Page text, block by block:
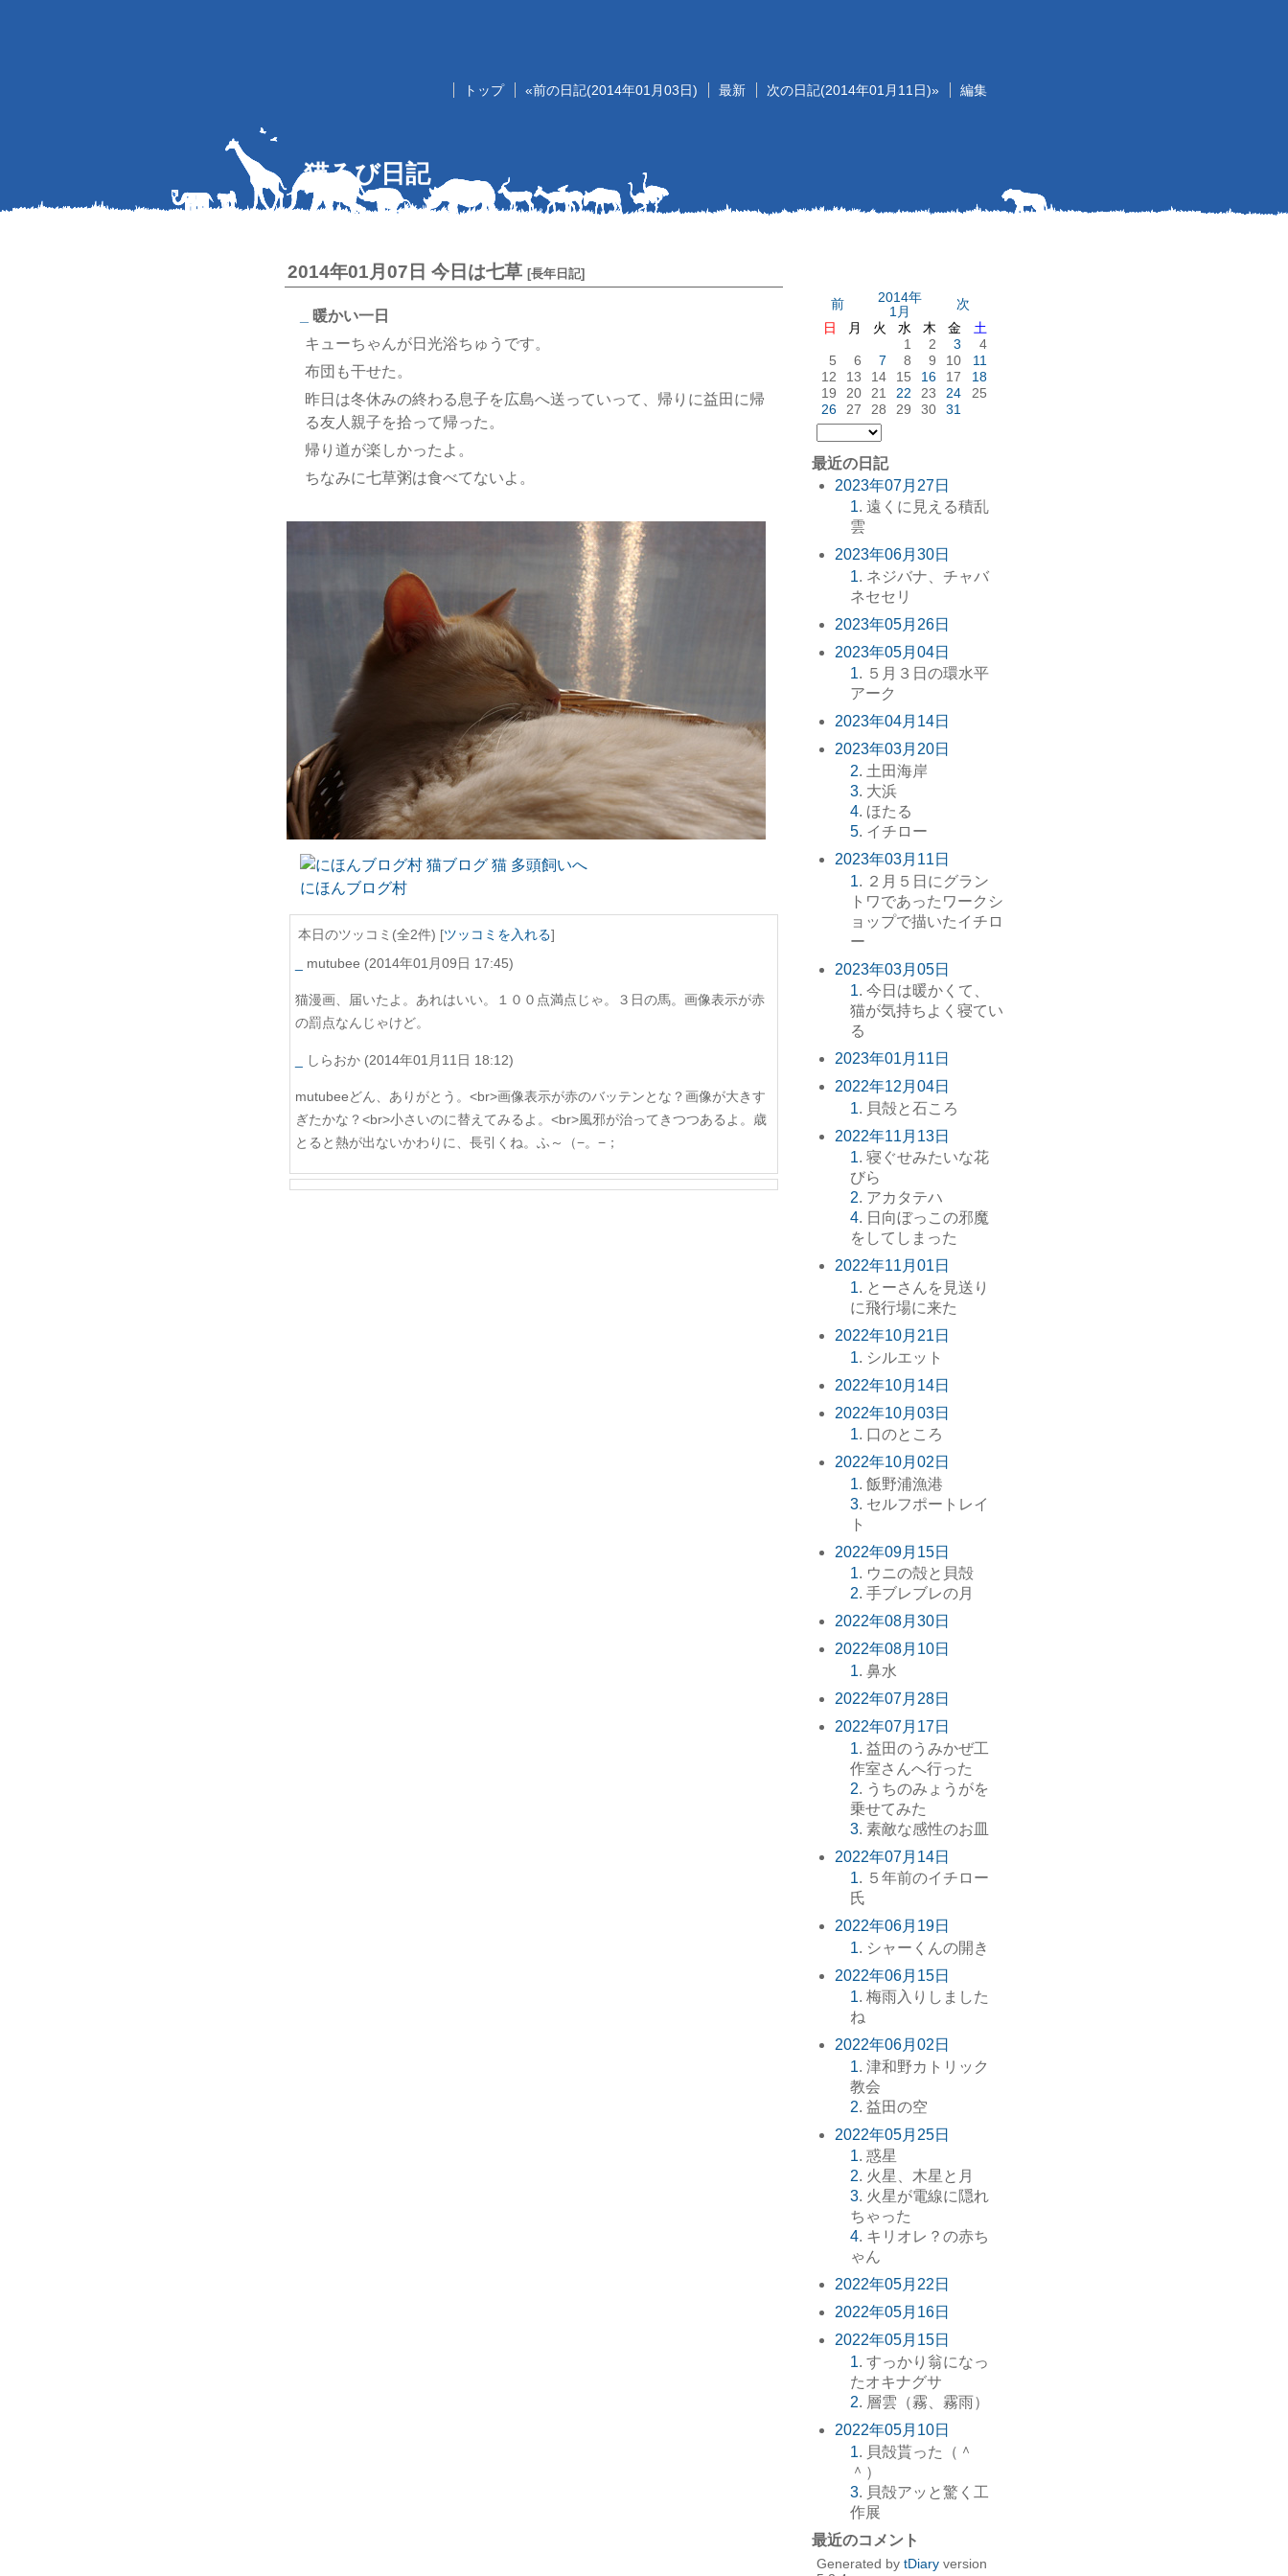
トップ «前の日記(2014年01月03日) 最新 次の日記(2014年01月11日)» 編集
猫ろび日記
2014年01月07日 今日は七草 [長年日記]
暖かい一日
キューちゃんが日光浴ちゅうです。
布団も干せた。
昨日は冬休みの終わる息子を広島へ送っていって、帰りに益田に帰
る友人親子を拾って帰った。
帰り道が楽しかったよ。
ちなみに七草粥は食べてないよ。
にほんブログ村
本日のツッコミ(全2件) [ツッコミを入れる]
mutubee (2014年01月09日 17:45)
猫漫画、届いたよ。あれはいい。１００点満点じゃ。３日の馬。画像表示が赤
の罰点なんじゃけど。
しらおか (2014年01月11日 18:12)
mutubeeどん、ありがとう。<br>画像表示が赤のバッテンとな？画像が大きす
ぎたかな？<br>小さいのに替えてみるよ。<br>風邪が治ってきつつあるよ。歳
とると熱が出ないかわりに、長引くね。ふ～（−。−；
前
2014年
1月
次
日
月 火 水 木 金
土
1
2 3
4
5
6 7 8 9 10
11
12
13 14 15 16 17
18
19
20 21 22 23 24
25
26
27 28 29 30 31
最近の日記
2023年07月27日
1. 遠くに見える積乱
雲
2023年06月30日
1. ネジバナ、チャバ
ネセセリ
2023年05月26日
2023年05月04日
1. ５月３日の環水平
アーク
2023年04月14日
2023年03月20日
2. 土田海岸
3. 大浜
4. ほたる
5. イチロー
2023年03月11日
1. ２月５日にグラン
トワであったワークシ
ョップで描いたイチロ
ー
2023年03月05日
1. 今日は暖かくて、
猫が気持ちよく寝てい
る
2023年01月11日
2022年12月04日
1. 貝殻と石ころ
2022年11月13日
1. 寝ぐせみたいな花
びら
2. アカタテハ
4. 日向ぼっこの邪魔
をしてしまった
2022年11月01日
1. とーさんを見送り
に飛行場に来た
2022年10月21日
1. シルエット
2022年10月14日
2022年10月03日
1. 口のところ
2022年10月02日
1. 飯野浦漁港
3. セルフポートレイ
ト
2022年09月15日
1. ウニの殻と貝殻
2. 手ブレブレの月
2022年08月30日
2022年08月10日
1. 鼻水
2022年07月28日
2022年07月17日
1. 益田のうみかぜ工
作室さんへ行った
2. うちのみょうがを
乗せてみた
3. 素敵な感性のお皿
2022年07月14日
1. ５年前のイチロー
氏
2022年06月19日
1. シャーくんの開き
2022年06月15日
1. 梅雨入りしました
ね
2022年06月02日
1. 津和野カトリック
教会
2. 益田の空
2022年05月25日
1. 惑星
2. 火星、木星と月
3. 火星が電線に隠れ
ちゃった
4. キリオレ？の赤ち
ゃん
2022年05月22日
2022年05月16日
2022年05月15日
1. すっかり翁になっ
たオキナグサ
2. 層雲（霧、霧雨）
2022年05月10日
1. 貝殻貰った（＾
＾）
3. 貝殻アッと驚く工
作展
最近のコメント
Generated by tDiary version